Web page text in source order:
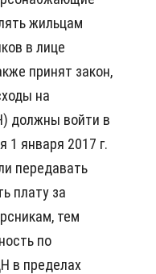
жильцам
в лице
принят закон,
на
должны войти в
1 января 2017 г.
передавать
плату за
тем
по
в пределах